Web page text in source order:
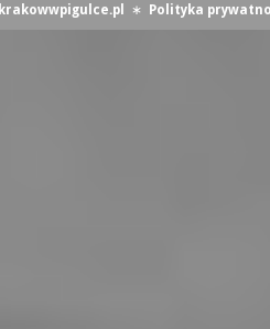
krakowwpigulce.pl ∗ Polityka